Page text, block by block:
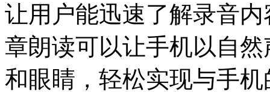
让用户能迅速了解录音
章朗读可以让手机以自
和眼睛，轻松实现与手